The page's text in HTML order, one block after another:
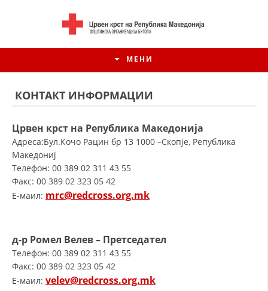
МЕНИ
ИСТОРИЈАТ НА ДВИЖЕЊЕТО
СТРУКТУРА НА ОРГАНИЗАЦИЈАТА
КОНТАКТ ИНФОРМАЦИИ
Црвен крст на Република Македонија
Адреса:Бул.Кочо Рацин бр 13 1000 –Скопје, Република
Македониј
Телефон: 00 389 02 311 43 55
Факс: 00 389 02 323 05 42
E-маил: mrc@redcross.org.mk
д-р Ромел Велев – Претседател
Телефон: 00 389 02 311 43 55
Факс: 00 389 02 323 05 42
E-маил: velev@redcross.org.mk